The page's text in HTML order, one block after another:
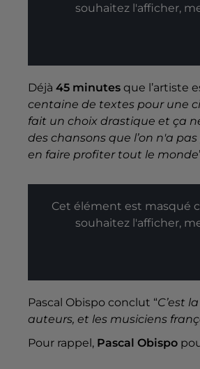
souhaitez l'afficher,
Déjà 45 minutes que l’artiste
centaine de textes pour une
fait un choix drastique et ça
des chansons que l’on n'a
en faire profiter tout le monde
Cet élément est masqué
souhaitez l'afficher,
Pascal Obispo conclut “C’est
auteurs, et les musiciens
Pour rappel, Pascal Obispo